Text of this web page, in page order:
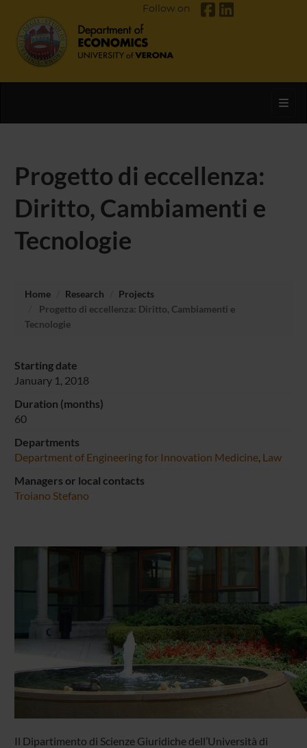
Follow on
Progetto di eccellenza:
Diritto, Cambiamenti e
Tecnologie
Home Research
Projects
Progetto di eccellenza: Diritto, Cambiamenti e
Tecnologie
Starting date
January 1, 2018
Duration (months)
60
Departments
Department of Engineering for Innovation Medicine, Law
Managers or local contacts
Troiano Stefano
Il Dipartimento di Scienze Giuridiche dell’Università di